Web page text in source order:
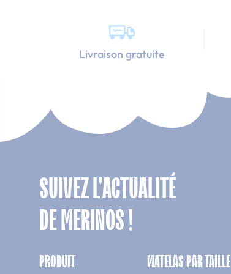
Livraison gratuite
SUIVEZ L'ACTUALITÉ
DE MERINOS !
PRODUIT MATELAS PAR TAILLE